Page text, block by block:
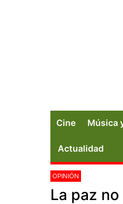
Cine Música
Actualidad
OPINIÓN
La paz